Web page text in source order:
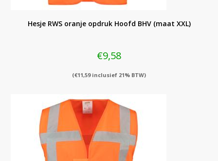
Hesje RWS oranje opdruk Hoofd BHV (maat XXL)
€9,58
(€11,59inclusief 21% BTW)